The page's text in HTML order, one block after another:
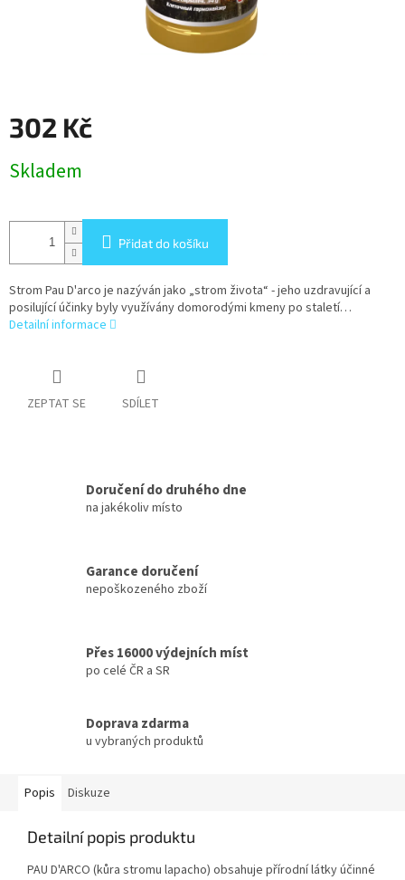
302 Kč
cena:
Skladem
Přidat do košíku
Strom Pau D'arco je nazýván jako „strom života“ - jeho uzdravující a
posilující účinky byly využívány domorodými kmeny po staletí…
Detailní informace
ZEPTAT SE SDÍLET
Doručení do druhého dne
na jakékoliv místo
Garance doručení
nepoškozeného zboží
Přes 16000 výdejních míst
po celé ČR a SR
Doprava zdarma
u vybraných produktů
Popis Diskuze
Detailní popis produktu
PAU D'ARCO (kůra stromu lapacho) obsahuje přírodní látky účinné